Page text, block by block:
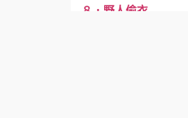
８．野人偷衣